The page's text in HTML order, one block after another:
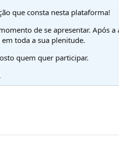
que consta nesta plataforma!
de se apresentar. Após
toda a sua plenitude.
quem quer participar.